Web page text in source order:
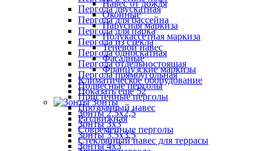
Навес от дождя
Оконные
Парусная маркиза
Полукассетная маркиза
Теневой навес
Фасадные
Французские маркизы
Климатическое оборудование
Показать ещё 52
Зонты
Зонты 2,5х2,5
Зонты 3х3
Зонты 3,5х3,5
Зонты 4х3
Пергола двускатная
Пергола для бассейна
Пергола для парка
Пергола из стекла
Пергола односкатная
Пергола отдельностоящая
Пергола прямоугольная
Подвесные перголы
Пристенные перголы
Прозрачный навес
Раздвижная
Современные перголы
Стеклянный навес для террасы